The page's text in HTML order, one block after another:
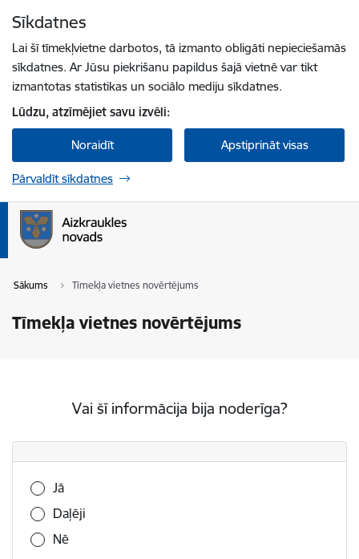
Sīkdatnes
Lai šī tīmekļvietne darbotos, tā izmanto obligāti nepieciešamās
sīkdatnes. Ar Jūsu piekrišanu papildus šajā vietnē var tikt
izmantotas statistikas un sociālo mediju sīkdatnes.
Lūdzu, atzīmējiet savu izvēli:
Noraidīt Apstiprināt visas
Pārvaldīt sīkdatnes
Sākums Tīmekļa vietnes novērtējums
Tīmekļa vietnes novērtējums
Vai šī informācija bija noderīga?
Vai šī informācija bija noderīga?
Jā
Daļēji
Nē